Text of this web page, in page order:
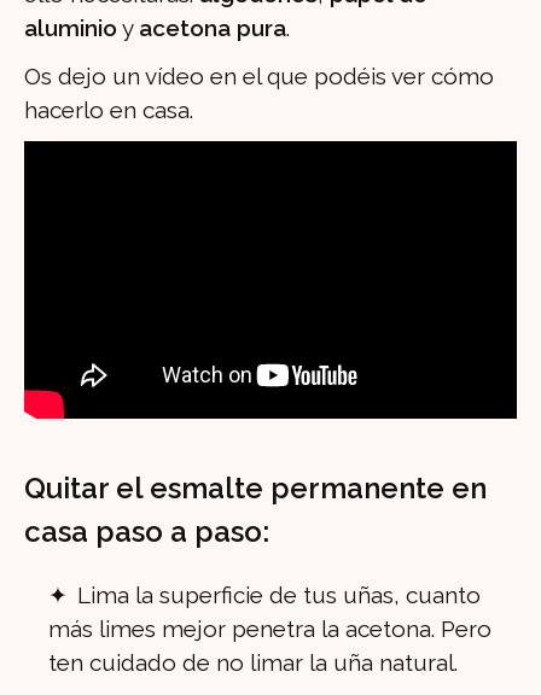
aluminio y acetona pura.
Os dejo un vídeo en el que podéis ver cómo
hacerlo en casa.
Quitar el esmalte permanente en
casa paso a paso:
Lima la superficie de tus uñas, cuanto
más limes mejor penetra la acetona. Pero
ten cuidado de no limar la uña natural.